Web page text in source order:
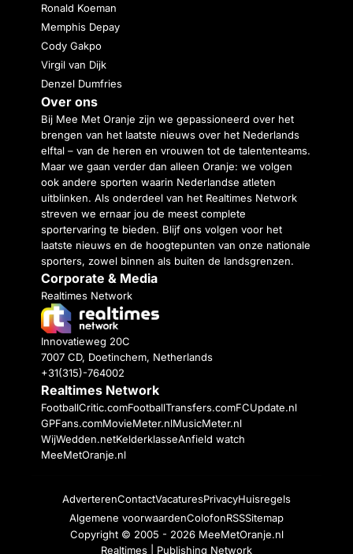
Ronald Koeman
Memphis Depay
Cody Gakpo
Virgil van Dijk
Denzel Dumfries
Over ons
Bij Mee Met Oranje zijn we gepassioneerd over het
brengen van het laatste nieuws over het Nederlands
elftal – van de heren en vrouwen tot de talententeams.
Maar we gaan verder dan alleen Oranje: we volgen
ook andere sporten waarin Nederlandse atleten
uitblinken. Als onderdeel van het Realtimes Network
streven we ernaar jou de meest complete
sportervaring te bieden. Blijf ons volgen voor het
laatste nieuws en de hoogtepunten van onze nationale
sporters, zowel binnen als buiten de landsgrenzen.
Corporate & Media
Realtimes Network
Innovatieweg 20C
7007 CD, Doetinchem, Netherlands
+31(315)-764002
Realtimes Network
FootballCritic.comFootballTransfers.comFCUpdate.nl
GPFans.comMovieMeter.nlMusicMeter.nl
WijWedden.netKelderklasseAnfield watch
MeeMetOranje.nl
AdverterenContactVacaturesPrivacyHuisregels
Algemene voorwaardenColofonRSSSitemap
Copyright © 2005 - 2026 MeeMetOranje.nl
Realtimes | Publishing Network